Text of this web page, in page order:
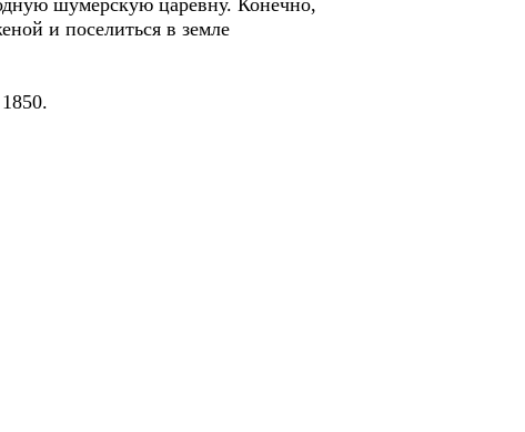
шумерскую царевну. Конечно,
и поселиться в земле
1850.